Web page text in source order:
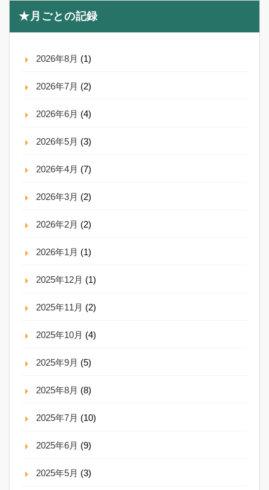
★月ごとの記録
2026年8月 (1)
2026年7月 (2)
2026年6月 (4)
2026年5月 (3)
2026年4月 (7)
2026年3月 (2)
2026年2月 (2)
2026年1月 (1)
2025年12月 (1)
2025年11月 (2)
2025年10月 (4)
2025年9月 (5)
2025年8月 (8)
2025年7月 (10)
2025年6月 (9)
2025年5月 (3)